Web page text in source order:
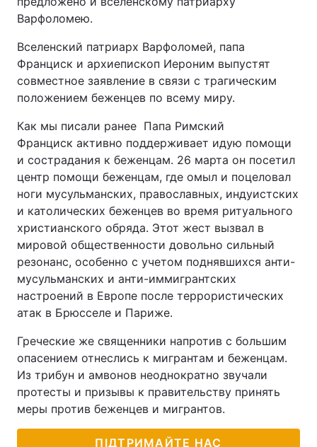
Лонгріди
Відео з Youtube Статті
Інтерв'ю Думки
Архів Вакансії
Контакти
Послуги
Тема оформлення
Варфоломею.
Вселенский патриарх Варфоломей, папа
Франциск и архиепископ Иероним выпустят
совместное заявление в связи с трагическим
положением беженцев по всему миру.
Как мы писали ранее Папа Римский
Франциск активно поддерживает идую помощи
и сострадания к беженцам. 26 марта он посетил
центр помощи беженцам, где омыл и поцеловал
ноги мусульманских, православных, индуистских
и католических беженцев во время ритуального
христианского обряда. Этот жест вызвал в
мировой общественности довольно сильный
резонанс, особенно с учетом поднявшихся анти-
мусульманских и анти-иммигрантских
настроений в Европе после террористических
атак в Брюсселе и Париже.
Греческие же священники напротив с большим
опасением отнеслись к мигрантам и беженцам.
Из трибун и амвонов неоднократно звучали
протесты и призывы к правительству принять
меры против беженцев и мигрантов.
ПІДТРИМАЙТЕ НАС